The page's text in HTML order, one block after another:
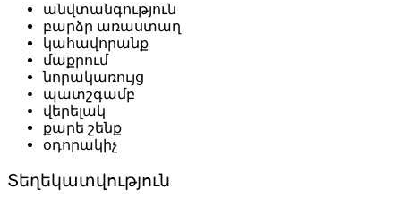
անվտանգություն
բարձր առաստաղ
կահավորանք
մաքրում
նորակառույց
պատշգամբ
վերելակ
քարե շենք
օդորակիչ
Տեղեկատվություն